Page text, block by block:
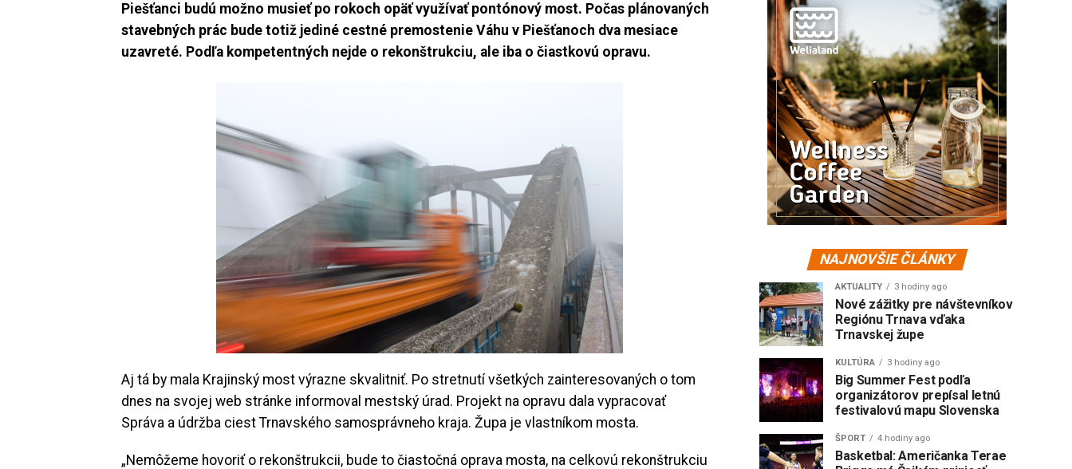
Piešťanci budú možno musieť po rokoch opäť využívať pontónový most. Počas plánovaných
stavebných prác bude totiž jediné cestné premostenie Váhu v Piešťanoch dva mesiace
uzavreté. Podľa kompetentných nejde o rekonštrukciu, ale iba o čiastkovú opravu.
Aj tá by mala Krajinský most výrazne skvalitniť. Po stretnutí všetkých zainteresovaných o tom
dnes na svojej web stránke informoval mestský úrad. Projekt na opravu dala vypracovať
Správa a údržba ciest Trnavského samosprávneho kraja. Župa je vlastníkom mosta.
„Nemôžeme hovoriť o rekonštrukcii, bude to čiastočná oprava mosta, na celkovú rekonštrukciu
NAJNOVŠIE ČLÁNKY
AKTUALITY 3 hodiny ago
Nové zážitky pre návštevníkov
Regiónu Trnava vďaka
Trnavskej župe
KULTÚRA 3 hodiny ago
Big Summer Fest podľa
organizátorov prepísal letnú
festivalovú mapu Slovenska
ŠPORT 4 hodiny ago
Basketbal: Američanka Terae